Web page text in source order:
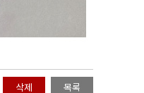
삭제 목록